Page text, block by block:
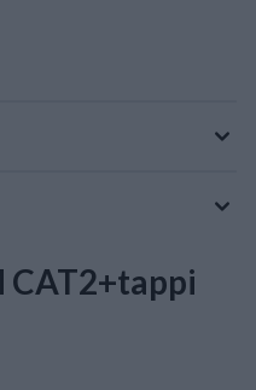
CAT2+tappi